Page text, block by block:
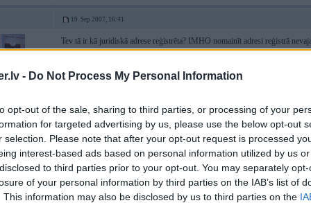
- Do Not Process My Personal Information
opt-out of the sale, sharing to third parties, or processing of your
for targeted advertising by us, please use the below opt-out
selection. Please note that after your opt-out request is processed
interest-based ads based on personal information utilized by us
to third parties prior to your opt-out. You may separately
of your personal information by third parties on the IAB’s list of
This information may also be disclosed by us to third parties on the
19. Sep 2007, 16:41
R line, F39 M
Tev tā ir kā juridiskā adrese reģistrēta? IMHO nomainīt adresi reģistrā
19. Sep 2007, 16:42